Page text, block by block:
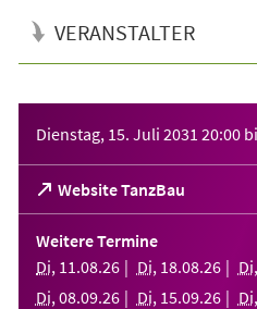
VERANSTALTER
Dienstag, 15. Juli 2031 20:00
Website TanzBau
(Öffnet
in
einem
neuen
Tab)
Weitere Termine
Di, 11 .08.26 Di, 18.08.26 Di,
Di, 08.09.26 Di, 15.09.26 Di,